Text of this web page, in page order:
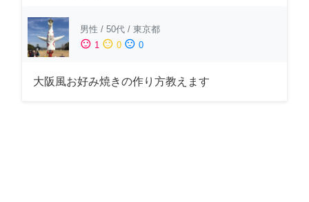
男性 / 50代 / 東京都
sentiment_satisfied 1 sentiment_neutral 0 sentiment_dissatisfied 0
大阪風お好み焼きの作り方教えます